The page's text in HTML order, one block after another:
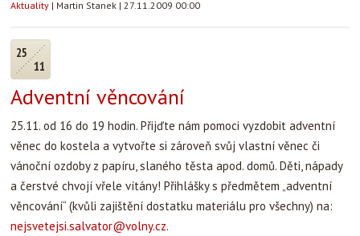
Aktuality | Martin Stanek | 27.11.2009 00:00
25
11
Adventní věncování
25.11. od 16 do 19 hodin. Přijďte nám pomoci vyzdobit adventní
věnec do kostela a vytvořte si zároveň svůj vlastní věnec či
vánoční ozdoby z papíru, slaného těsta apod. domů. Děti, nápady
a čerstvé chvojí vřele vítány! Přihlášky s předmětem „adventní
věncování“ (kvůli zajištění dostatku materiálu pro všechny) na:
nejsvetejsi.salvator@volny.cz.